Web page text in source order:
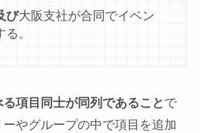
び大阪支社が合同でイベン
。
る項目同士が同列であること で
やグループの中で項目を追加